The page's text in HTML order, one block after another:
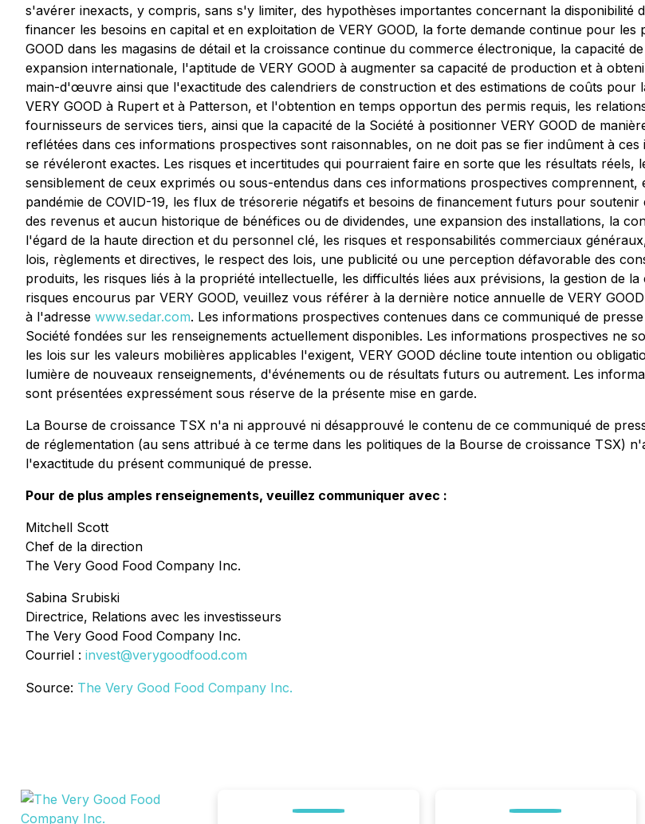
s'avérer inexacts, y compris, sans s'y limiter, des hypothèses importantes concernant la
financer les besoins en capital et en exploitation de VERY GOOD, la forte demande continue pour les
GOOD dans les magasins de détail et la croissance continue du commerce électronique, la capacité
expansion internationale, l'aptitude de VERY GOOD à augmenter sa capacité de production et à
main-d'œuvre ainsi que l'exactitude des calendriers de construction et des estimations de coûts pour
VERY GOOD à Rupert et à Patterson, et l'obtention en temps opportun des permis requis, les
fournisseurs de services tiers, ainsi que la capacité de la Société à positionner VERY GOOD de
reflétées dans ces informations prospectives sont raisonnables, on ne doit pas se fier indûment à
se révéleront exactes. Les risques et incertitudes qui pourraient faire en sorte que les résultats réels,
sensiblement de ceux exprimés ou sous-entendus dans ces informations prospectives
pandémie de COVID-19, les flux de trésorerie négatifs et besoins de financement futurs pour
des revenus et aucun historique de bénéfices ou de dividendes, une expansion des installations, la
l'égard de la haute direction et du personnel clé, les risques et responsabilités commerciaux
lois, règlements et directives, le respect des lois, une publicité ou une perception défavorable des
produits, les risques liés à la propriété intellectuelle, les difficultés liées aux prévisions, la gestion de
risques encourus par VERY GOOD, veuillez vous référer à la dernière notice annuelle de VERY
à l'adresse www.sedar.com. Les informations prospectives contenues dans ce communiqué de
Société fondées sur les renseignements actuellement disponibles. Les informations prospectives ne
les lois sur les valeurs mobilières applicables l'exigent, VERY GOOD décline toute intention ou
lumière de nouveaux renseignements, d'événements ou de résultats futurs ou autrement. Les
sont présentées expressément sous réserve de la présente mise en garde.
La Bourse de croissance TSX n'a ni approuvé ni désapprouvé le contenu de ce communiqué de
de réglementation (au sens attribué à ce terme dans les politiques de la Bourse de croissance TSX)
l'exactitude du présent communiqué de presse.
Pour de plus amples renseignements, veuillez communiquer avec :
Mitchell Scott
Chef de la direction
The Very Good Food Company Inc.
Sabina Srubiski
Directrice, Relations avec les investisseurs
The Very Good Food Company Inc.
Courriel : invest@verygoodfood.com
Source: The Very Good Food Company Inc.